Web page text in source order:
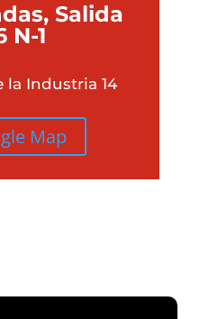
Salida
N-1
la Industria 14
Map